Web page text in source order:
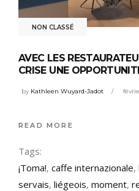
NON CLASSÉ
AVEC LES
CRISE UNE
by Kathleen Wuyard-Jadot
READ MORE
Tags:
¡Toma!, caffe internazionale,
servais, liégeois, moment,